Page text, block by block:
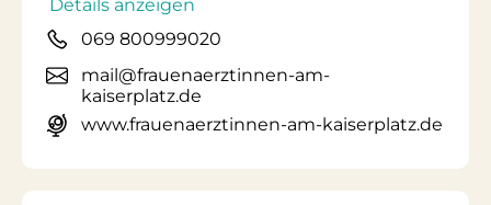
Details anzeigen
069 800999020
mail@frauenaerztinnen-am-
kaiserplatz.de
www.frauenaerztinnen-am-kaiserplatz.de